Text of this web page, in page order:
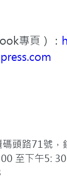
專頁）：
路71號，
至下午5: